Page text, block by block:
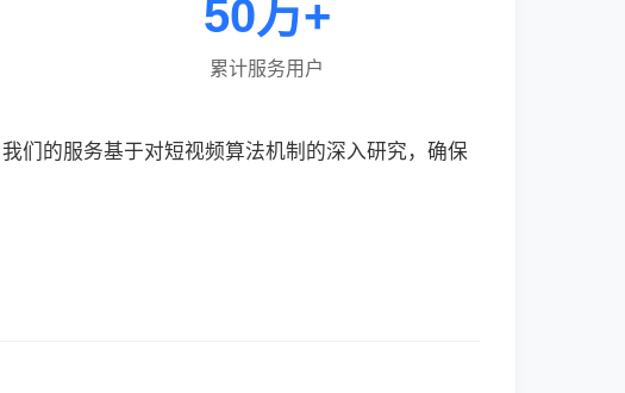
50万+
累计服务用户
们的服务基于对短视频算法机制的深入研究，确保